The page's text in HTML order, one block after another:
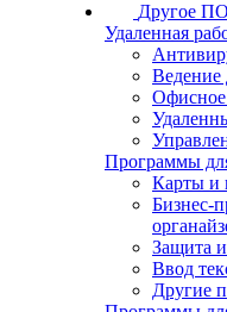
Другое
Удаленная
Ведение
Программы
Карты и
Бизнес-
Защита
Ввод
Другие